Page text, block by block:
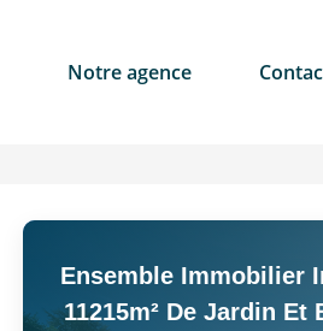
Notre agence
Ensemble Immobilier
11215m² De Jardin Et